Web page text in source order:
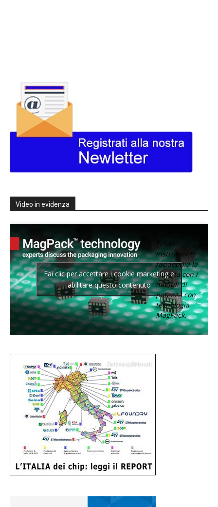
Video in evidenza
Texas
Instruments
raddoppia la
densità con i
moduli di
potenza con
tecnologia
MagPack.
Fai clic per accettare i cookie marketing e
abilitare questo contenuto